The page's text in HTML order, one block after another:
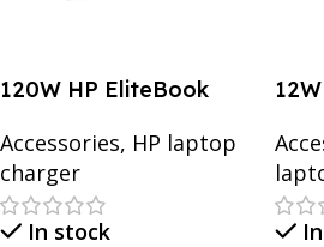
120W HP EliteBook
17-j005ea, Envy 15-
1000, 18.5V/6.5A
Laptop Adapter
Accessories, HP laptop
charger
In stock